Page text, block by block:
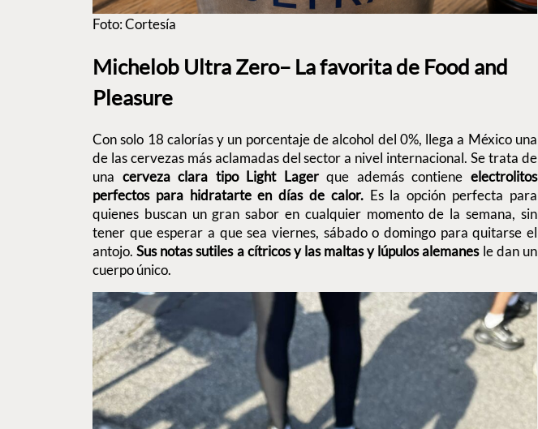
Foto: Cortesía
Michelob Ultra Zero– La favorita de Food and
Pleasure
Con solo 18 calorías y un porcentaje de alcohol del 0%, llega a México una
de las cervezas más aclamadas del sector a nivel internacional. Se trata de
una cerveza clara tipo Light Lagerque además contiene electrolitos
perfectos para hidratarte en días de calor.Es la opción perfecta para
quienes buscan un gran sabor en cualquier momento de la semana, sin
tener que esperar a que sea viernes, sábado o domingo para quitarse el
antojo.Sus notas sutiles a cítricos y las maltas y lúpulos alemanes le dan un
cuerpo único.